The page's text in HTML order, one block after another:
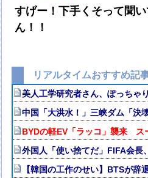
すげー！下手くそって聞
ん！！
リアルタイムおすすめ記
美人工学研究者さん、ぽっちゃ
中国「大洪水！」三峡ダム「決
BYDの軽EV「ラッコ」襲来 ス
外国人「使い捨てだ」FIFA会長
【韓国の工作のせい】BTSが